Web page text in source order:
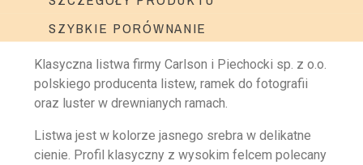
SZYBKIE PORÓWNANIE
Klasyczna listwa firmy Carlson i Piechocki sp. z o.o.
polskiego producenta listew, ramek do fotografii
oraz luster w drewnianych ramach.
Listwa jest w kolorze jasnego srebra w delikatne
cienie. Profil klasyczny z wysokim felcem polecany